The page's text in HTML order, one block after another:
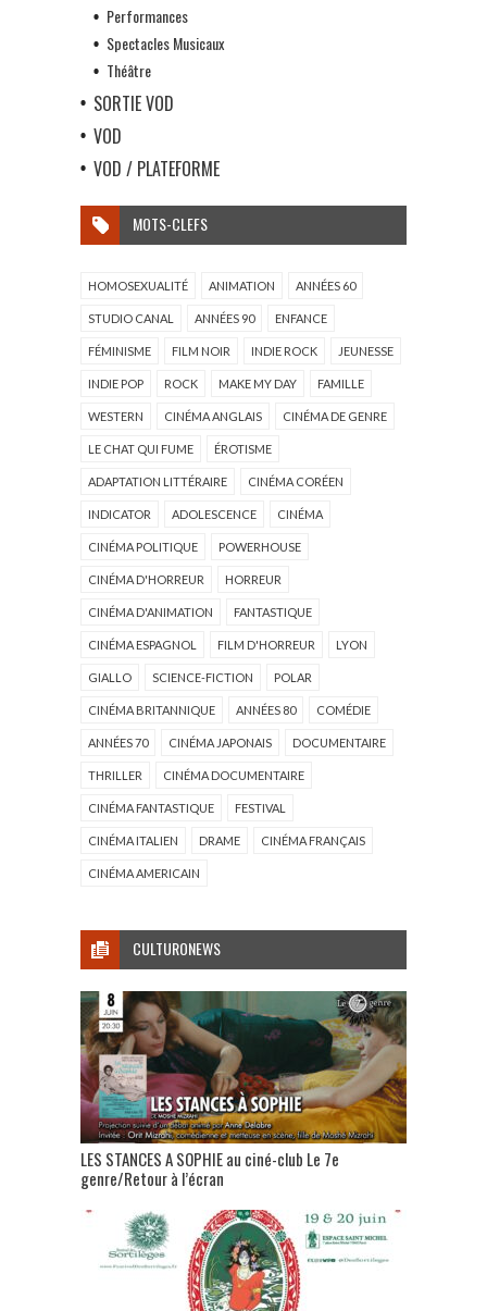
Performances
Spectacles Musicaux
Théâtre
SORTIE VOD
VOD
VOD / PLATEFORME
MOTS-CLEFS
HOMOSEXUALITÉ ANIMATION ANNÉES 60
STUDIO CANAL ANNÉES 90 ENFANCE
FÉMINISME FILM NOIR INDIE ROCK JEUNESSE
INDIE POP ROCK MAKE MY DAY FAMILLE
WESTERN CINÉMA ANGLAIS CINÉMA DE GENRE
LE CHAT QUI FUME ÉROTISME
ADAPTATION LITTÉRAIRE CINÉMA CORÉEN
INDICATOR ADOLESCENCE CINÉMA
CINÉMA POLITIQUE POWERHOUSE
CINÉMA D'HORREUR HORREUR
CINÉMA D'ANIMATION FANTASTIQUE
CINÉMA ESPAGNOL FILM D'HORREUR LYON
GIALLO SCIENCE-FICTION POLAR
CINÉMA BRITANNIQUE ANNÉES 80 COMÉDIE
ANNÉES 70 CINÉMA JAPONAIS DOCUMENTAIRE
THRILLER CINÉMA DOCUMENTAIRE
CINÉMA FANTASTIQUE FESTIVAL
CINÉMA ITALIEN DRAME CINÉMA FRANÇAIS
CINÉMA AMERICAIN
CULTURONEWS
LES STANCES A SOPHIE au ciné-club Le 7e
genre/Retour à l’écran